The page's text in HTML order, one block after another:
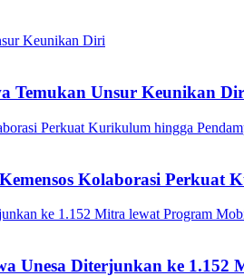
Temukan Unsur Keunikan
Kolaborasi Perkuat
Unesa Diterjunkan ke